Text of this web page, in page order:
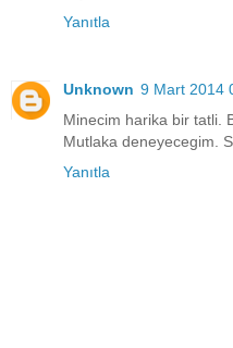
Yanıtla
Unknown 9 Mart 2014
Minecim harika bir tatli.
Mutlaka deneyecegim.
Yanıtla